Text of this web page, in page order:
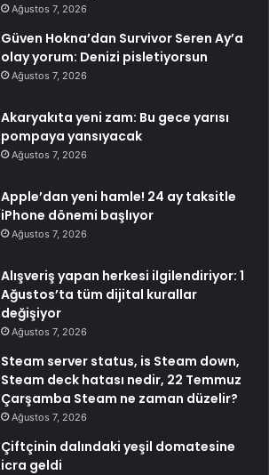
Ağustos 7, 2026
Güven Hokna’dan Survivor Seren Ay’a
olay yorum: Denizi pisletiyorsun
Ağustos 7, 2026
Akaryakıta yeni zam: Bu gece yarısı
pompaya yansıyacak
Ağustos 7, 2026
Apple’dan yeni hamle! 24 ay taksitle
iPhone dönemi başlıyor
Ağustos 7, 2026
Alışveriş yapan herkesi ilgilendiriyor: 1
Ağustos’ta tüm dijital kurallar
değişiyor
Ağustos 7, 2026
Steam server status, is Steam down,
Steam deck hatası nedir, 22 Temmuz
Çarşamba Steam ne zaman düzelir?
Ağustos 7, 2026
Çiftçinin dalındaki yeşil domatesine
icra geldi